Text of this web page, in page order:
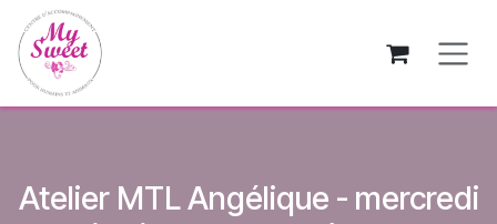
Se rendre au contenu
Atelier MTL Angélique - mercredi